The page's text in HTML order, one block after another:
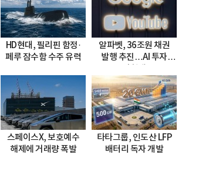
HD현대, 필리핀 함정·
페루 잠수함 수주 유력
알파벳, 36조원 채권
발행 추진…AI 투자
스페이스X, 보호예수
해제에 거래량 폭발
타타그룹, 인도산 LFP
배터리 독자 개발